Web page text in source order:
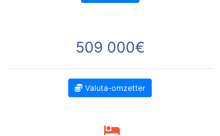
509 000€
Valuta-omzetter